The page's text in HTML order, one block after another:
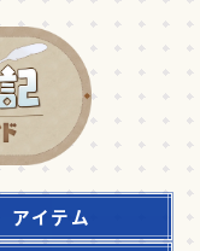
アイテム